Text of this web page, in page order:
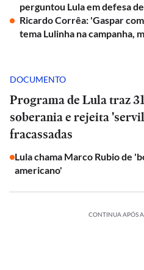
perguntou Lula em defesa
Ricardo Corrêa: 'Gaspar
tema Lulinha na campanha,
DOCUMENTO
Programa de Lula traz
soberania e rejeita
fracassadas
Lula chama Marco Rubio de
americano'
CONTINUA APÓS